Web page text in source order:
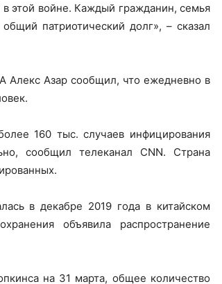
этой войне. Каждый гражданин, семья
патриотический долг», – сказал
Алекс Азар сообщил, что ежедневно в
160 тыс. случаев инфицирования
сообщил телеканал CNN. Страна
в декабре 2019 года в китайском
объявила распространение
на 31 марта, общее количество